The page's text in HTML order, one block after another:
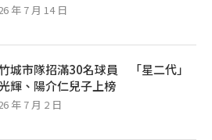
年 7 月 14 日
城市隊招滿30名球員 「星二代」
輝、陽介仁兒子上榜
年 7 月 2 日